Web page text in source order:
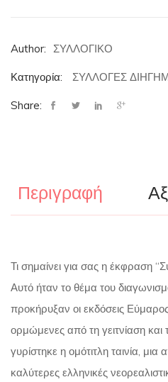
Author: ΣΥΛΛΟΓΙΚΟ
Κατηγορία: ΣΥΛΛΟΓΕΣ
Share:
Περιγραφή
Τι σημαίνει για σας η έκφραση
Αυτό ήταν το θέμα του
προκήρυξαν οι εκδόσεις
ορμώμενες από τη γειτνίαση
γυρίστηκε η ομότιτλη ταινία, μια
καλύτερες ελληνικές